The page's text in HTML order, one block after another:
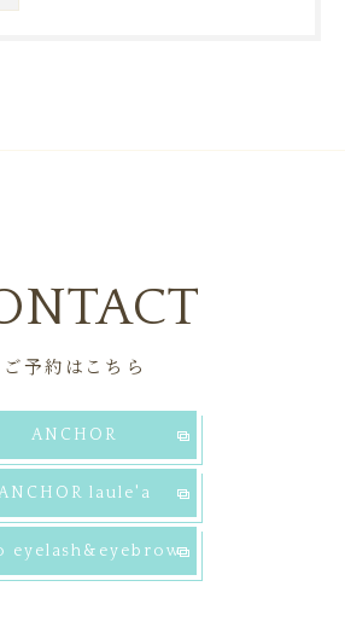
ご予約はこちら
ANCHOR
laule'a
eyelash&eyebrow